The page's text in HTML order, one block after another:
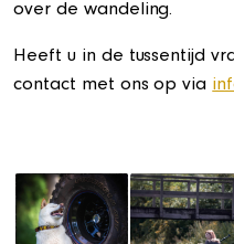
over de wandeling.
Heeft u in de tussentijd
contact met ons op via